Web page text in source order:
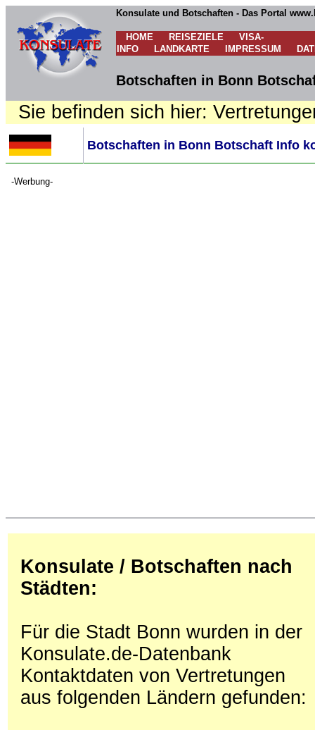
Konsulate und Botschaften - Das Portal
HOME REISEZIELE
VISA-
INFO
LANDKARTE IMPRESSUM
Botschaften in Bonn
Sie befinden sich hier:
Botschaften in Bonn Botschaft Info
-Werbung-
Konsulate / Botschaften nach
Städten:
Für die Stadt Bonn wurden in der
Konsulate.de-Datenbank
Kontaktdaten von Vertretungen
aus folgenden Ländern gefunden: